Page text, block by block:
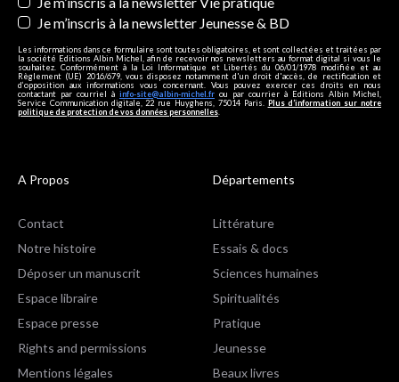
Je m’inscris à la newsletter Jeunesse & BD
Les informations dans ce formulaire sont toutes obligatoires, et sont collectées et traitées par
la société Editions Albin Michel, afin de recevoir nos newsletters au format digital si vous le
souhaitez. Conformément à la Loi Informatique et Libertés du 06/01/1978 modifiée et au
Règlement (UE) 2016/679, vous disposez notamment d'un droit d'accès, de rectification et
d’opposition aux informations vous concernant. Vous pouvez exercer ces droits en nous
contactant par courriel à info-site@albin-michel.fr ou par courrier à Editions Albin Michel,
Service Communication digitale, 22 rue Huyghens, 75014 Paris. Plus d’information sur notre
politique de protection de vos données personnelles.
A Propos
Contact
Notre histoire
Déposer un manuscrit
Espace libraire
Espace presse
Rights and permissions
Mentions légales
Départements
Littérature
Essais & docs
Sciences humaines
Spiritualités
Pratique
Jeunesse
Beaux livres